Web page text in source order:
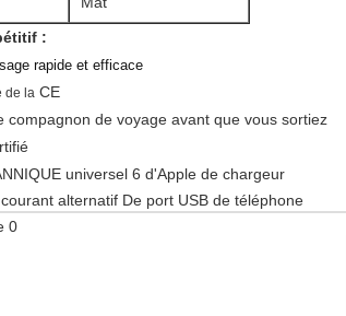
:
rapide et efficace
de la CE
compagnon de voyage avant que vous sortiez